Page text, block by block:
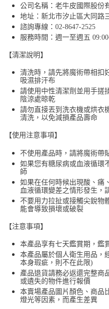
公司名稱：老牛皮國際股份
地址：新北市汐止區大同路
諮詢專線：02-8647-2525
服務時間：週一至週五
【清潔說明】
清洗時，請先將魔術帶相扣
吸濕排汗布
請使用中性清潔劑並用手搓
陰涼處晾乾
請勿直接丟到洗衣機或烘衣
清洗，以免減損產品壽命
【使用注意事項】
不使用產品時，請將魔術帶
如果您有糖尿病或血液循環
師
如果在任何時候出現酸、痛
血液循環變差之情形發生，
不要用力拉扯或接觸尖銳物
能會導致損壞或破裂
【注意事項】
本產品享有七天鑑賞期，鑑
本產品屬於個人衛生用品，
本身瑕疵，則不在此限)
產品退貨請務必返還完整商
或遺失的物件進行報價
本賣場產品圖片顏色、商品
燈光等因素，而產生差異